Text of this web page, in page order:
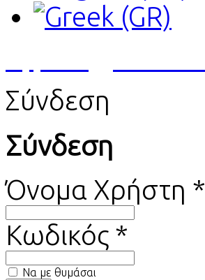
Σύνδεση
Σύνδεση
Όνομα Χρήστη *
Κωδικός *
Να με θυμάσαι